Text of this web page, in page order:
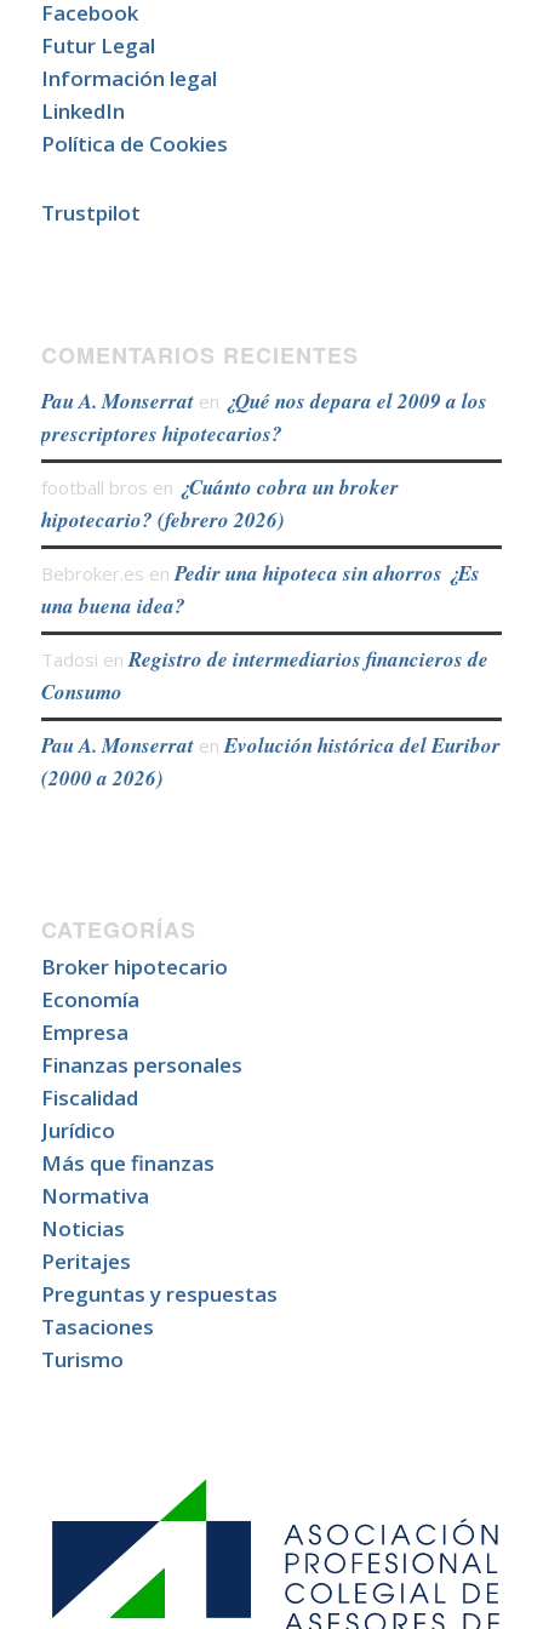
Facebook
Futur Legal
Información legal
LinkedIn
Política de Cookies
Trustpilot
COMENTARIOS RECIENTES
Pau A. Monserraten ¿Qué nos depara el 2009 a los
prescriptores hipotecarios?
football bros en ¿Cuánto cobra un broker
hipotecario? (febrero 2026)
Bebroker.es en Pedir una hipoteca sin ahorros ¿Es
una buena idea?
Tadosi en Registro de intermediarios financieros de
Consumo
Pau A. Monserraten Evolución histórica del Euribor
(2000 a 2026)
CATEGORÍAS
Broker hipotecario
Economía
Empresa
Finanzas personales
Fiscalidad
Jurídico
Más que finanzas
Normativa
Noticias
Peritajes
Preguntas y respuestas
Tasaciones
Turismo